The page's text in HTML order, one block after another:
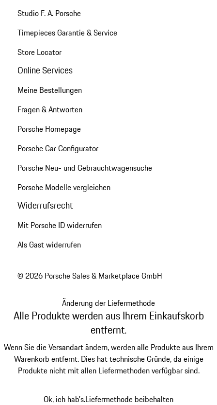
Studio F. A. Porsche
Timepieces Garantie & Service
Store Locator
Online Services
Meine Bestellungen
Fragen & Antworten
Porsche Homepage
Porsche Car Configurator
Porsche Neu- und Gebrauchtwagensuche
Porsche Modelle vergleichen
Widerrufsrecht
Mit Porsche ID widerrufen
Als Gast widerrufen
© 2026 Porsche Sales & Marketplace GmbH
Änderung der Liefermethode
Alle Produkte werden aus Ihrem Einkaufskorb
entfernt.
Wenn Sie die Versandart ändern, werden alle Produkte aus Ihrem
Warenkorb entfernt. Dies hat technische Gründe, da einige
Produkte nicht mit allen Liefermethoden verfügbar sind.
Ok, ich hab's.Liefermethode beibehalten